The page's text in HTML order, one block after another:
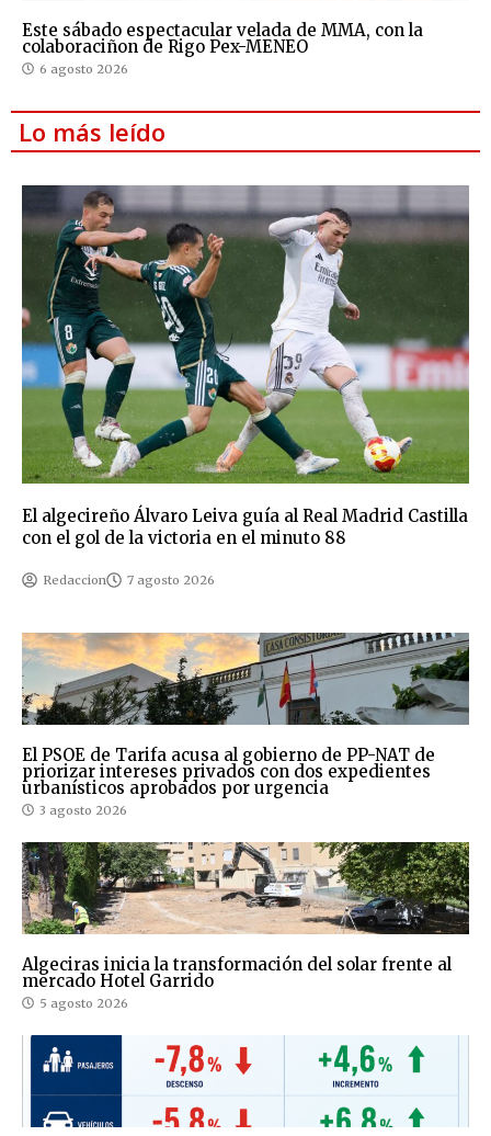
Este sábado espectacular velada de MMA, con la
colaboraciñon de Rigo Pex-MENEO
6 agosto 2026
Lo más leído
El algecireño Álvaro Leiva guía al Real Madrid Castilla
con el gol de la victoria en el minuto 88
Redaccion 7 agosto 2026
El PSOE de Tarifa acusa al gobierno de PP-NAT de
priorizar intereses privados con dos expedientes
urbanísticos aprobados por urgencia
3 agosto 2026
Algeciras inicia la transformación del solar frente al
mercado Hotel Garrido
5 agosto 2026